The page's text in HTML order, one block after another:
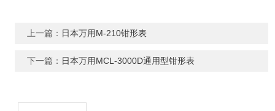
上一篇： 日本万用M-210钳形表
下一篇： 日本万用MCL-3000D通用型钳形表